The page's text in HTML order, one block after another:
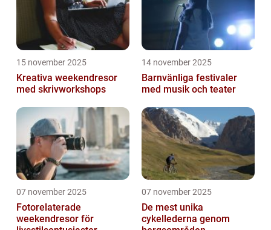
15 november 2025
Kreativa weekendresor
med skrivworkshops
14 november 2025
Barnvänliga festivaler
med musik och teater
07 november 2025
Fotorelaterade
weekendresor för
07 november 2025
De mest unika
cykellederna genom